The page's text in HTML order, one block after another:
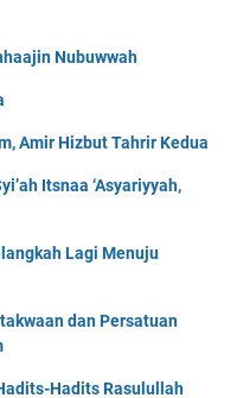
Nubuwwah
Amir Hizbut Tahrir Kedua
Itsnaa ‘Asyariyyah,
Lagi Menuju
dan Persatuan
Hadits Rasulullah